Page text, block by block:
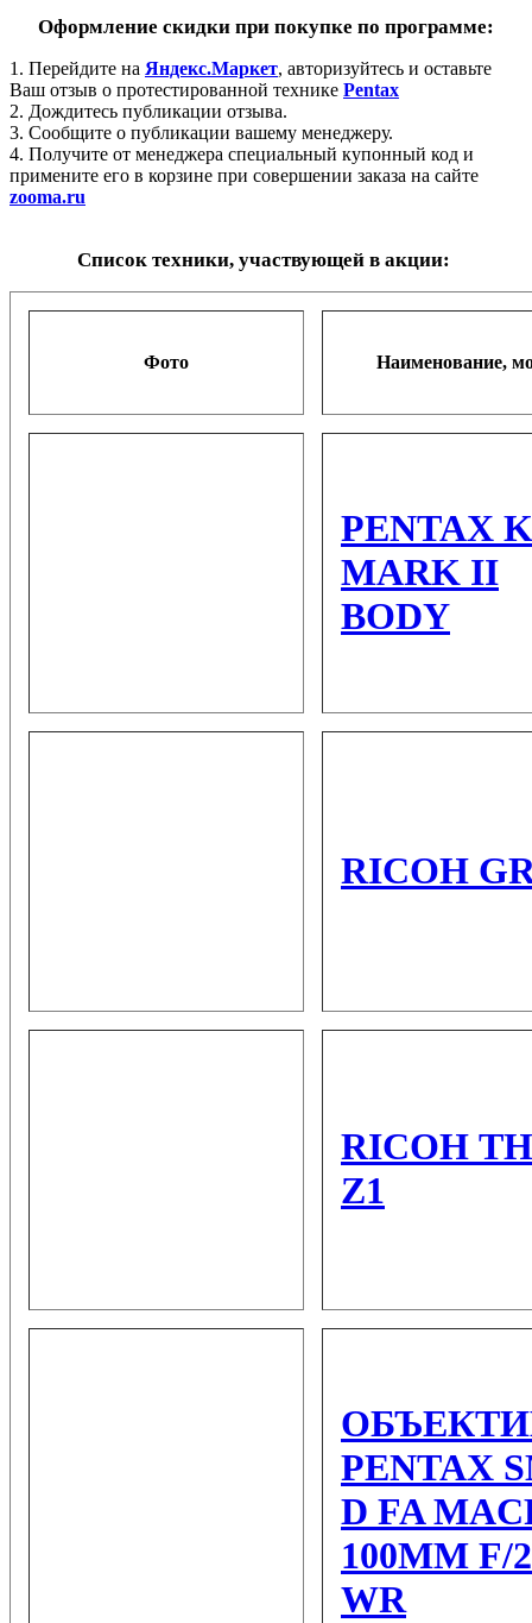
Оформление скидки при покупке по программе:
1. Перейдите на Яндекс.Маркет, авторизуйтесь и оставьте
Ваш отзыв о протестированной технике Pentax
2. Дождитесь публикации отзыва.
3. Сообщите о публикации вашему менеджеру.
4. Получите от менеджера специальный купонный код и
примените его в корзине при совершении заказа на сайте
zooma.ru
Список техники, участвующей в акции:
Фото Наименование,
PENTAX
MARK II
BODY
RICOH
RICOH
Z1
PENTAX
D FA
100MM F/
WR